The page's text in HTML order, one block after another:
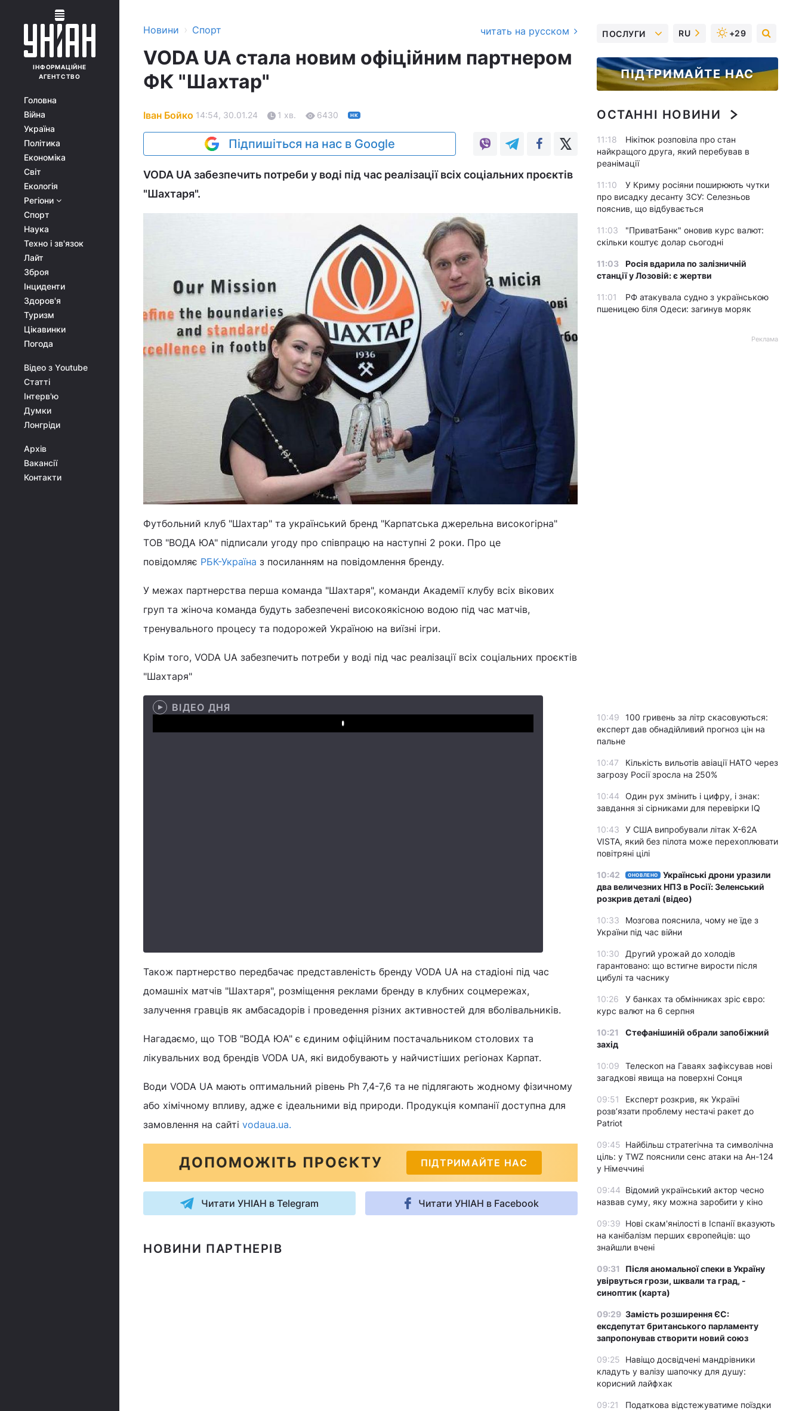
ІНФОРМАЦІЙНЕ
АГЕНТСТВО
Головна
Війна
Україна
Політика
Економіка
Світ
Екологія
Регіони
Спорт
Наука
Техно і зв'язок
Лайт
Зброя
Інциденти
Здоров'я
Туризм
Цікавинки
Погода
Відео з Youtube
Статті
Інтерв'ю
Думки
Лонгріди
Архів
Вакансії
Контакти
Новини › Спорт читать на русском
VODA UA стала новим офіційним партнером
ФК "Шахтар"
Іван Бойко 14:54, 30.01.24 1 хв. 6430 НК
Підпишіться на нас в Google
VODA UA забезпечить потреби у воді під час реалізації всіх соціальних проєктів
"Шахтаря".
Футбольний клуб "Шахтар" та український бренд "Карпатська джерельна високогірна"
ТОВ "ВОДА ЮА" підписали угоду про співпрацю на наступні 2 роки. Про це
повідомляє РБК-Україна з посиланням на повідомлення бренду.
У межах партнерства перша команда "Шахтаря", команди Академії клубу всіх вікових
груп та жіноча команда будуть забезпечені високоякісною водою під час матчів,
тренувального процесу та подорожей Україною на виїзні ігри.
Крім того, VODA UA забезпечить потреби у воді під час реалізації всіх соціальних проєктів
"Шахтаря"
ВІДЕО ДНЯ
Play
Також партнерство передбачає представленість бренду VODA UA на стадіоні під час
домашніх матчів "Шахтаря", розміщення реклами бренду в клубних соцмережах,
залучення гравців як амбасадорів і проведення різних активностей для вболівальників.
Нагадаємо, що ТОВ "ВОДА ЮА" є єдиним офіційним постачальником столових та
лікувальних вод брендів VODA UA, які видобувають у найчистіших регіонах Карпат.
Води VODA UA мають оптимальний рівень Ph 7,4-7,6 та не підлягають жодному фізичному
або хімічному впливу, адже є ідеальними від природи. Продукція компанії доступна для
замовлення на сайті vodaua.ua.
ДОПОМОЖІТЬ ПРОЄКТУ ПІДТРИМАЙТЕ НАС
Читати УНІАН в Telegram Читати УНІАН в Facebook
НОВИНИ ПАРТНЕРІВ
ПОСЛУГИ RU +29
ПІДТРИМАЙТЕ НАС
ОСТАННІ НОВИНИ
11:18
Нікітюк розповіла про стан
найкращого друга, який перебував в
реанімації
11:10
У Криму росіяни поширюють чутки
про висадку десанту ЗСУ: Селезньов
пояснив, що відбувається
11:03
"ПриватБанк" оновив курс валют:
скільки коштує долар сьогодні
11:03
Росія вдарила по залізничній
станції у Лозовій: є жертви
11:01
РФ атакувала судно з українською
пшеницею біля Одеси: загинув моряк
Реклама
10:49
100 гривень за літр скасовуються:
експерт дав обнадійливий прогноз цін на
пальне
10:47
Кількість вильотів авіації НАТО через
загрозу Росії зросла на 250%
10:44
Один рух змінить і цифру, і знак:
завдання зі сірниками для перевірки IQ
10:43
У США випробували літак X-62A
VISTA, який без пілота може перехоплювати
повітряні цілі
10:42 ОНОВЛЕНО
Українські дрони уразили
два величезних НПЗ в Росії: Зеленський
розкрив деталі (відео)
10:33
Мозгова пояснила, чому не їде з
України під час війни
10:30
Другий урожай до холодів
гарантовано: що встигне вирости після
цибулі та часнику
10:26
У банках та обмінниках зріс євро:
курс валют на 6 серпня
10:21
Стефанішиній обрали запобіжний
захід
10:09
Телескоп на Гаваях зафіксував нові
загадкові явища на поверхні Сонця
09:51
Експерт розкрив, як Україні
розвʼязати проблему нестачі ракет до
Patriot
09:45 Найбільш стратегічна та символічна
ціль: у TWZ пояснили сенс атаки на Ан-124
у Німеччині
09:44 Відомий український актор чесно
назвав суму, яку можна заробити у кіно
09:39 Нові скам'янілості в Іспанії вказують
на канібалізм перших європейців: що
знайшли вчені
09:31
Після аномальної спеки в Україну
увірвуться грози, шквали та град, -
синоптик (карта)
09:29 Замість розширення ЄС:
ексдепутат британського парламенту
запропонував створити новий союз
09:25
Навіщо досвідчені мандрівники
кладуть у валізу шапочку для душу:
корисний лайфхак
09:21
Податкова відстежуватиме поїздки